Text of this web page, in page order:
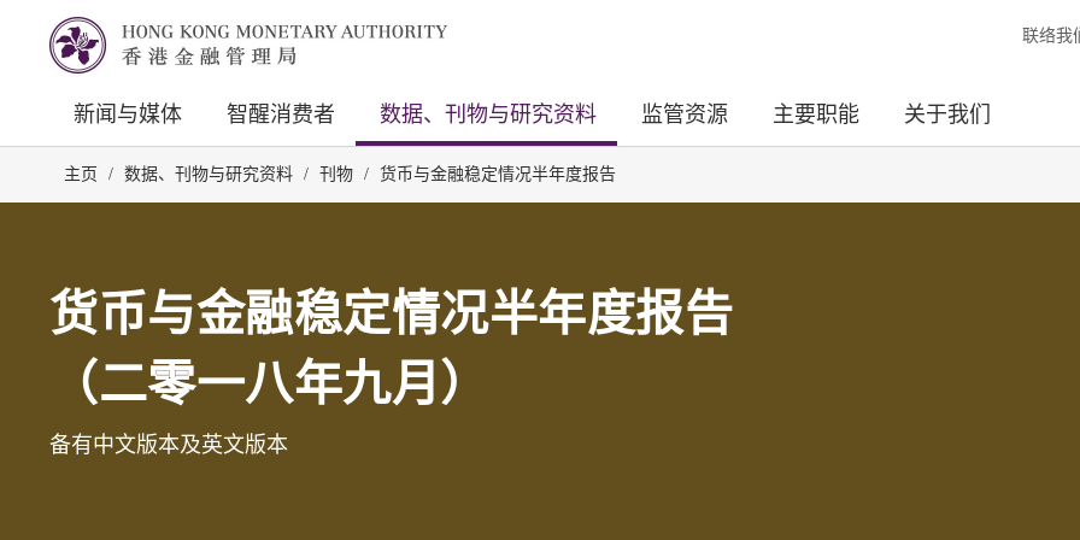
联络我
新闻与媒体 智醒消费者 数据、刊物与研究资料 监管资源 主要职能 关于我们
主页 / 数据、刊物与研究资料 / 刊物 / 货币与金融稳定情况半年度报告
货币与金融稳定情况半年度报告
（二零一八年九月）
备有中文版本及英文版本